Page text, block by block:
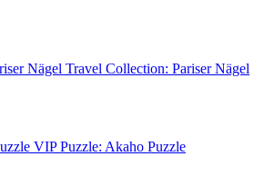
Travel Collection: Pariser Nägel
VIP Puzzle: Akaho Puzzle